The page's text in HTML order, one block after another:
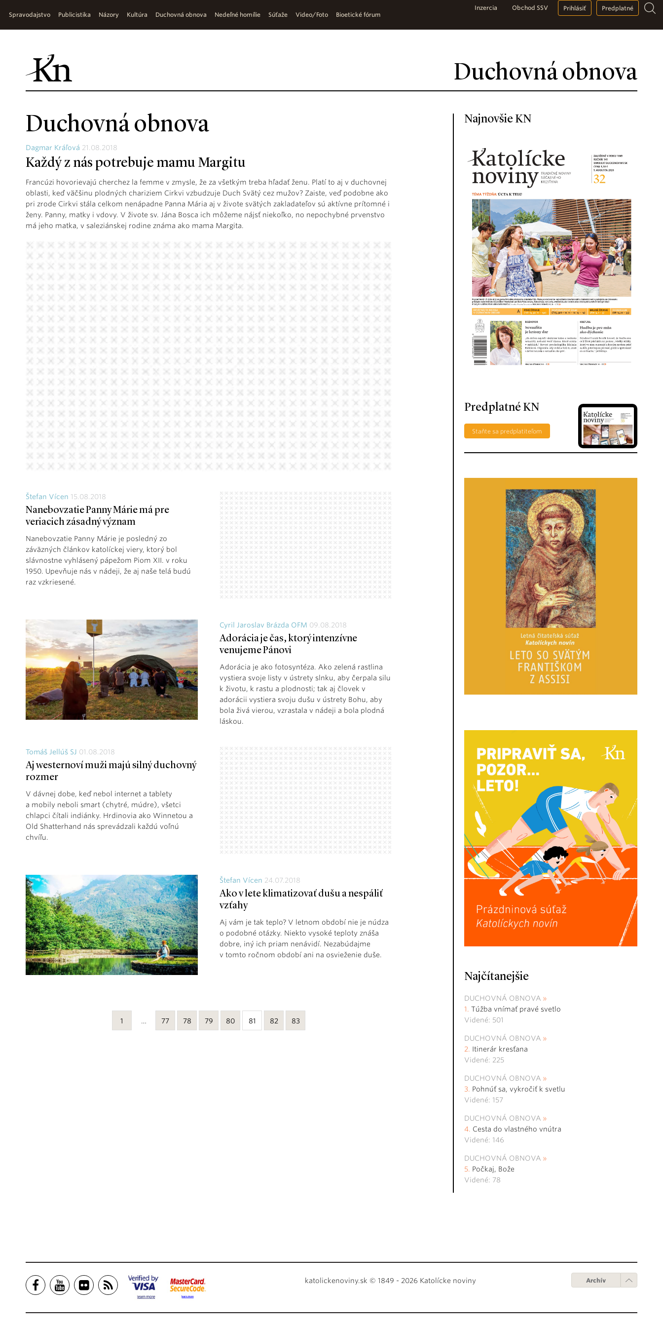
Duchovná obnova
Spravodajstvo Publicistika Názory Kultúra Duchovná obnova Nedeľné homílie Súťaže Video/Foto Bioetické fórum
Inzercia Obchod SSV Prihlásiť Predplatné
Duchovná obnova
Dagmar Kráľová 21.08.2018
Každý z nás potrebuje mamu Margitu
Francúzi hovorievajú cherchez la femme v zmysle, že za všetkým treba hľadať ženu. Platí to aj v duchovnej
oblasti, keď väčšinu plodných chariziem Cirkvi vzbudzuje Duch Svätý cez mužov? Zaiste, veď podobne ako
pri zrode Cirkvi stála celkom nenápadne Panna Mária aj v živote svätých zakladateľov sú aktívne prítomné i
ženy. Panny, matky i vdovy. V živote sv. Jána Bosca ich môžeme nájsť niekoľko, no nepochybné prvenstvo
má jeho matka, v saleziánskej rodine známa ako mama Margita.
Štefan Vícen 15.08.2018
Nanebovzatie Panny Márie má pre
veriacich zásadný význam
Nanebovzatie Panny Márie je posledný zo
záväzných článkov katolíckej viery, ktorý bol
slávnostne vyhlásený pápežom Piom XII. v roku
1950. Upevňuje nás v nádeji, že aj naše telá budú
raz vzkriesené.
Cyril Jaroslav Brázda OFM 09.08.2018
Adorácia je čas, ktorý intenzívne
venujeme Pánovi
Adorácia je ako fotosyntéza. Ako zelená rastlina
vystiera svoje listy v ústrety slnku, aby čerpala silu
k životu, k rastu a plodnosti; tak aj človek v
adorácii vystiera svoju dušu v ústrety Bohu, aby
bola živá vierou, vzrastala v nádeji a bola plodná
láskou.
Tomáš Jellúš SJ 01.08.2018
Aj westernoví muži majú silný duchovný
rozmer
V dávnej dobe, keď nebol internet a tablety
a mobily neboli smart (chytré, múdre), všetci
chlapci čítali indiánky. Hrdinovia ako Winnetou a
Old Shatterhand nás sprevádzali každú voľnú
chvíľu.
Štefan Vícen 24.07.2018
Ako v lete klimatizovať dušu a nespáliť
vzťahy
Aj vám je tak teplo? V letnom období nie je núdza
o podobné otázky. Niekto vysoké teploty znáša
dobre, iný ich priam nenávidí. Nezabúdajme
v tomto ročnom období ani na osvieženie duše.
1 … 77 78 79 80 81 82 83
Najnovšie KN
Predplatné KN
Staňte sa predplatiteľom
Najčítanejšie
DUCHOVNÁ OBNOVA
Túžba vnímať pravé svetlo
Videné: 501
DUCHOVNÁ OBNOVA
Itinerár kresťana
Videné: 225
DUCHOVNÁ OBNOVA
Pohnúť sa, vykročiť k svetlu
Videné: 157
DUCHOVNÁ OBNOVA
Cesta do vlastného vnútra
Videné: 146
DUCHOVNÁ OBNOVA
Počkaj, Bože
Videné: 78
katolickenoviny.sk © 1849 - 2026 Katolícke noviny Archív